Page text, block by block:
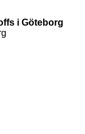
i Göteborg